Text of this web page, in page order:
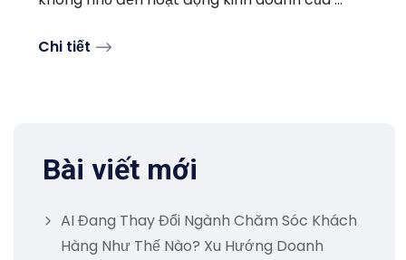
Chi tiết
Bài viết mới
AI Đang Thay Đổi Ngành Chăm Sóc Khách
Hàng Như Thế Nào? Xu Hướng Doanh